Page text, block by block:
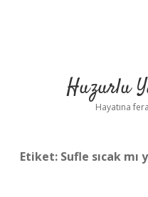
Huzurlu
Hayatına
Etiket: Sufle sıcak